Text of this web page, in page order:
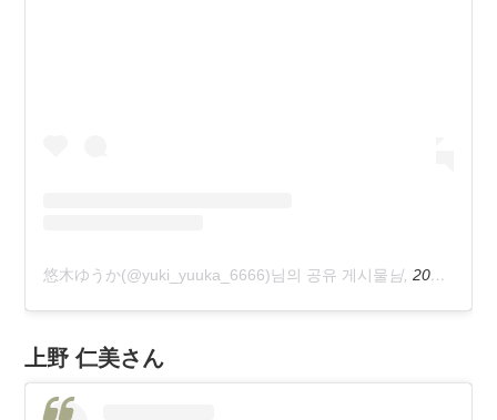
悠木ゆうか(@yuki_yuuka_6666)님의 공유 게시물 님,2020 2월 3 3:46오후 PST
上野 仁美さん